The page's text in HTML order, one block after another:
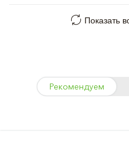
Показать
Рекомендуем